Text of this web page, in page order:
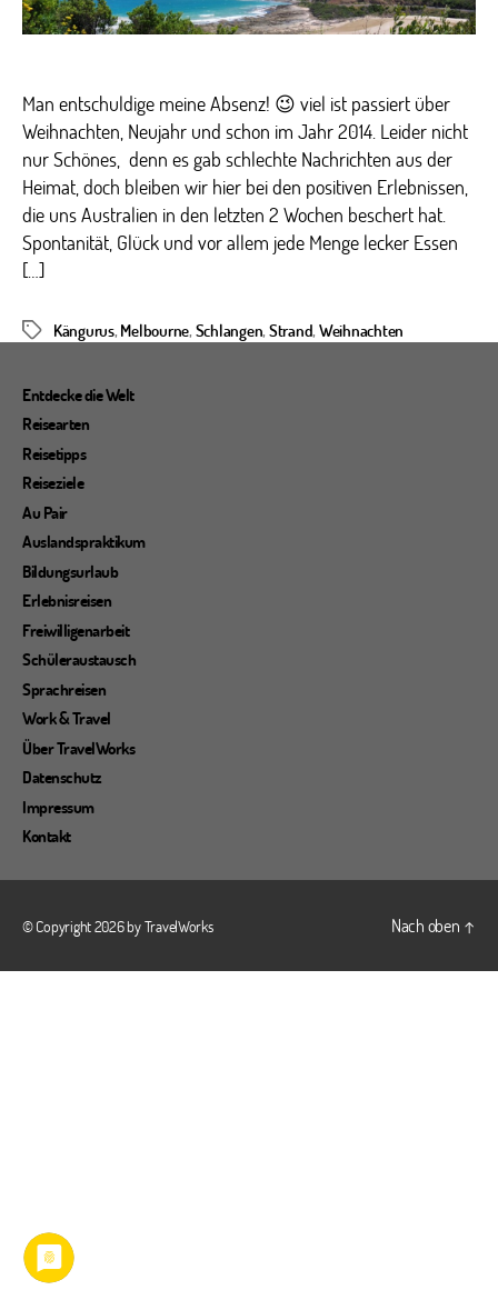
Road
Man entschuldige meine Absenz! 😉 viel ist passiert über
Weihnachten, Neujahr und schon im Jahr 2014. Leider nicht
nur Schönes, denn es gab schlechte Nachrichten aus der
Heimat, doch bleiben wir hier bei den positiven Erlebnissen,
die uns Australien in den letzten 2 Wochen beschert hat.
Spontanität, Glück und vor allem jede Menge lecker Essen
[…]
Schlagwörter
Kängurus, Melbourne, Schlangen, Strand, Weihnachten
Entdecke die Welt
Reisearten
Reisetipps
Reiseziele
Au Pair
Auslandspraktikum
Bildungsurlaub
Erlebnisreisen
Freiwilligenarbeit
Schüleraustausch
Sprachreisen
Work & Travel
Über TravelWorks
Datenschutz
Impressum
Kontakt
© Copyright 2026 byTravelWorks Nach oben ↑